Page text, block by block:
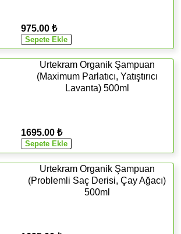
975.00 ₺
Urtekram Organik Şampuan
(Maximum Parlatıcı, Yatıştırıcı
Lavanta) 500ml
1695.00 ₺
Urtekram Organik Şampuan
(Problemli Saç Derisi, Çay Ağacı)
500ml